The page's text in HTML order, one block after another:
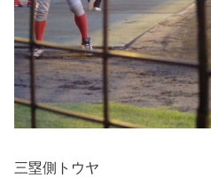
三塁側トウヤ